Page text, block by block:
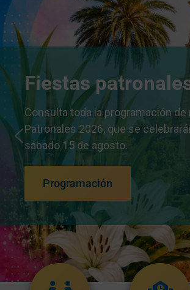
Fiestas
Consulta toda la programación
Patronales 2026, que se
sábado 15 de agosto.
Programación